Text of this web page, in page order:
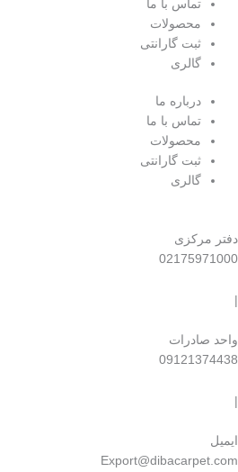
تماس با ما
محصولات
ثبت گارانتی
گالری
درباره ما
تماس با ما
محصولات
ثبت گارانتی
گالری
دفتر مرکزی
02175971000
|
واحد صادرات
09121374438​
|
ایمیل
Export@dibacarpet.com